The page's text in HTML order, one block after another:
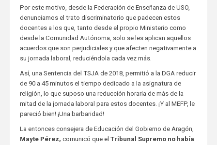
Por este motivo, desde la Federación de Enseñanza de USO,
denunciamos el trato discriminatorio que padecen estos
docentes a los que, tanto desde el propio Ministerio como
desde la Comunidad Autónoma, solo se les aplican aquellos
acuerdos que son perjudiciales y que afecten negativamente a
su jornada laboral, reduciéndola cada vez más.
Así, una Sentencia del TSJA de 2018, permitió a la DGA reducir
de 90 a 45 minutos el tiempo dedicado a la asignatura de
religión, lo que suposo una reducción horaria de más de la
mitad de la jornada laboral para estos docentes. ¡Y al MEFP, le
pareció bien! ¡Una barbaridad!
La entonces consejera de Educación del Gobierno de Aragón,
Mayte Pérez, comunicó que el Tribunal Supremo no había